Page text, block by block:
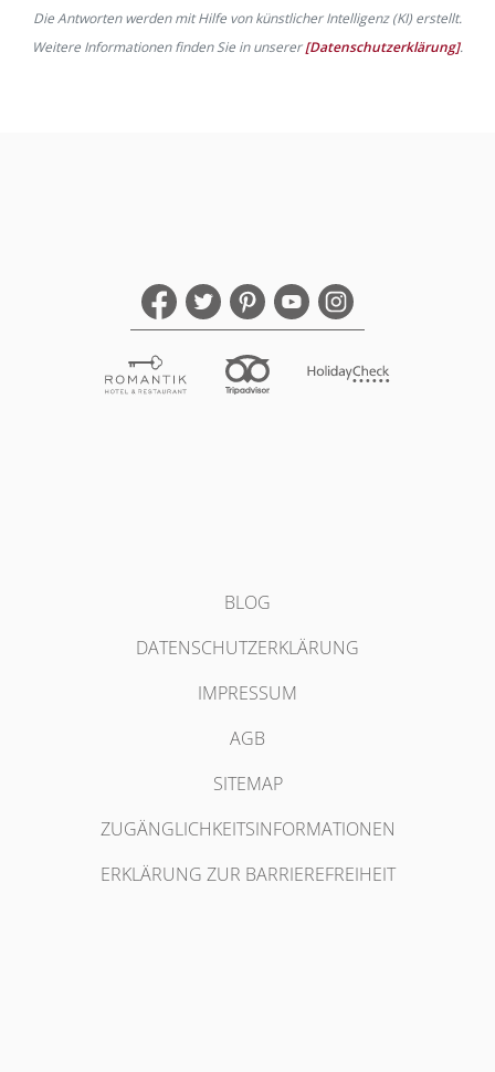
Die Antworten werden mit Hilfe von künstlicher Intelligenz (KI) erstellt.
Weitere Informationen finden Sie in unserer[Datenschutzerklärung].
BLOG
DATENSCHUTZERKLÄRUNG
IMPRESSUM
AGB
SITEMAP
ZUGÄNGLICHKEITSINFORMATIONEN
ERKLÄRUNG ZUR BARRIEREFREIHEIT